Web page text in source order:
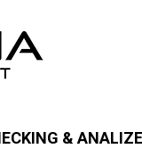
& ANALIZE